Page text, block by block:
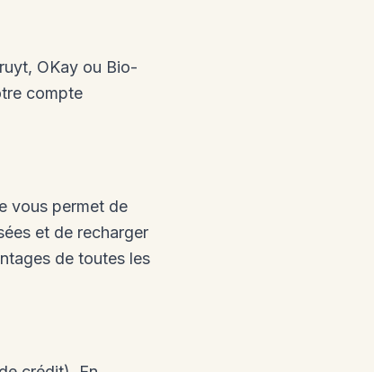
OKay ou Bio-
compte
vous permet de
et de recharger
de toutes les